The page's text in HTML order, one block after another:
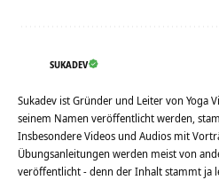
SUKADEV
Sukadev ist Gründer und Leiter von Yoga
seinem Namen veröffentlicht werden,
Insbesondere Videos und Audios mit
Übungsanleitungen werden meist von
veröffentlicht - denn der Inhalt stammt ja